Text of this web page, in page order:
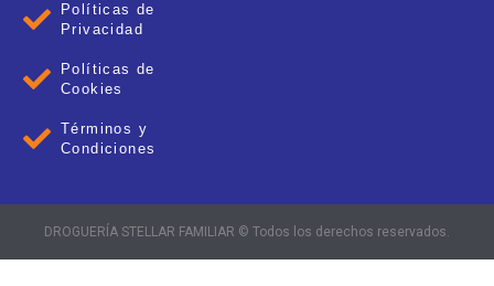
Políticas de
Privacidad
Políticas de
Cookies
Términos y
Condiciones
DROGUERÍA STELLAR FAMILIAR © Todos los derechos reservados.